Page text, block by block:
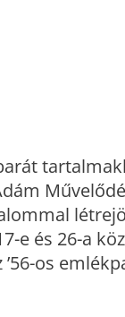
e és 26-a
os